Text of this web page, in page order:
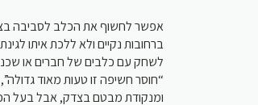
אפשר לחשוף את הכלב לסביבה
ברחובות נקיים ולא ללכת איתו
לשחק עם כלבים של חברים או
“חוסר חשיפה זו טעות מאוד
ומנקודת מבטם בצדק, אבל בעל